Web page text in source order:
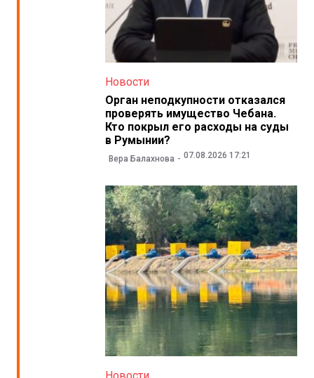
Новости
Орган неподкупности отказался
проверять имущество Чебана.
Кто покрыл его расходы на суды
в Румынии?
Вера Балахнова 07.08.2026 17:21